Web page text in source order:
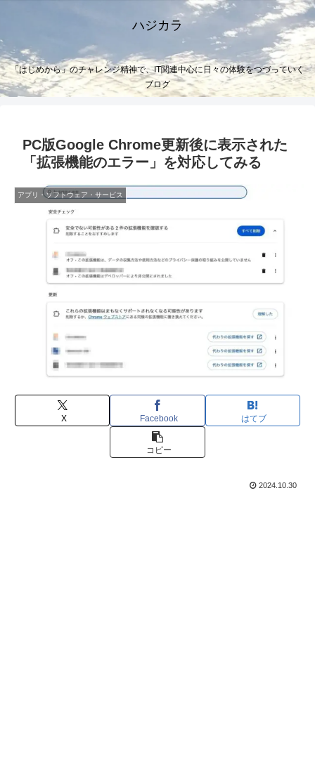
ハジカラ
「はじめから」のチャレンジ精神で、IT関連中心に日々の体験をつづっていく
ブログ
PC版Google Chrome更新後に表示された
「拡張機能のエラー」を対応してみる
アプリ・ソフトウェア・サービス
X Facebook はてブ
コピー
2024.10.30